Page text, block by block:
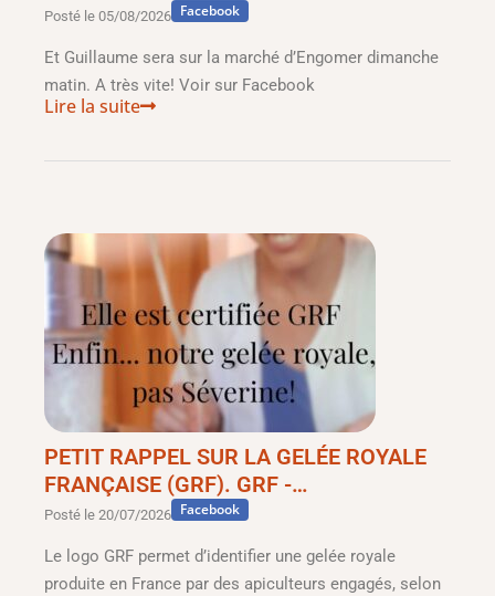
Posté le 05/08/2026 Facebook
Et Guillaume sera sur la marché d’Engomer dimanche
matin. A très vite! Voir sur Facebook
Lire la suite
PETIT RAPPEL SUR LA GELÉE ROYALE
FRANÇAISE (GRF). GRF -…
Posté le 20/07/2026 Facebook
Le logo GRF permet d’identifier une gelée royale
produite en France par des apiculteurs engagés, selon